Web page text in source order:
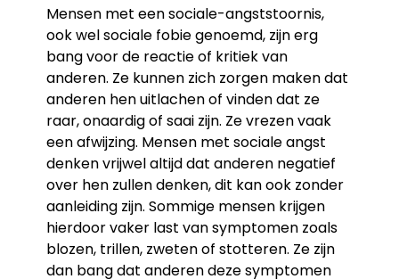
Mensen met een sociale-angststoornis,
ook wel sociale fobie genoemd, zijn erg
bang voor de reactie of kritiek van
anderen. Ze kunnen zich zorgen maken dat
anderen hen uitlachen of vinden dat ze
raar, onaardig of saai zijn. Ze vrezen vaak
een afwijzing. Mensen met sociale angst
denken vrijwel altijd dat anderen negatief
over hen zullen denken, dit kan ook zonder
aanleiding zijn. Sommige mensen krijgen
hierdoor vaker last van symptomen zoals
blozen, trillen, zweten of stotteren. Ze zijn
dan bang dat anderen deze symptomen